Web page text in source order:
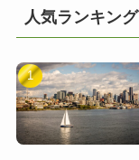
人気ランキング